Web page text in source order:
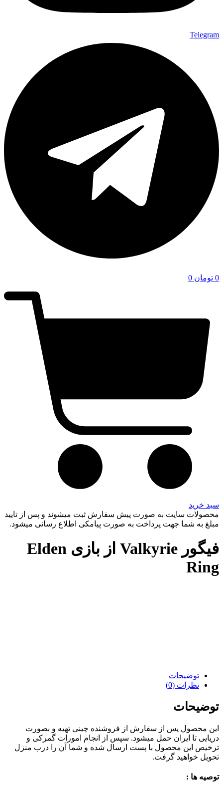
Telegram
0 تومان 0
سبد خرید
محصولات سایت به صورت پیش سفارش ثبت میشوند و پس از تایید
مبلغ به شما جهت پرداخت به صورت پیامکی اطلاع رسانی میشود.
فیگور Valkyrie از بازی Elden
Ring
توضیحات
نظرات (0)
توضیحات
این محصول پس از سفارش از فروشنده چینی تهیه و بصورت
دریایی تا ایران حمل میشود. سپس از انجام امورات گمرکی و
ترخیص این محصول با پست ارسال شده و شما آن را درب منزل
تحویل خواهید گرفت.
توصیه ها :